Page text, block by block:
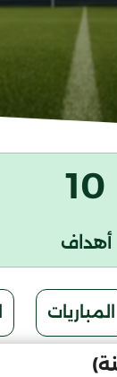
10
أهداف
المباريات